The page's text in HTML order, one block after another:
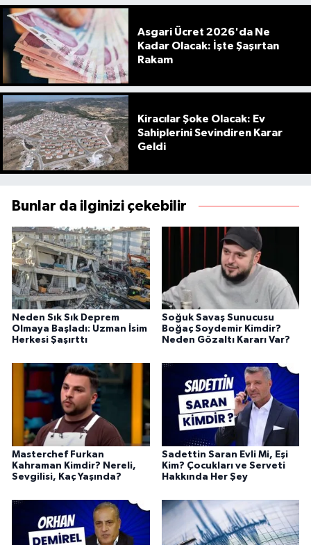
Asgari Ücret 2026'da Ne
Kadar Olacak: İşte Şaşırtan
Rakam
Kiracılar Şoke Olacak: Ev
Sahiplerini Sevindiren Karar
Geldi
Bunlar da ilginizi çekebilir
Neden Sık Sık Deprem
Olmaya Başladı: Uzman İsim
Herkesi Şaşırttı
Soğuk Savaş Sunucusu
Boğaç Soydemir Kimdir?
Neden Gözaltı Kararı Var?
Masterchef Furkan
Kahraman Kimdir? Nereli,
Sevgilisi, Kaç Yaşında?
Sadettin Saran Evli Mi, Eşi
Kim? Çocukları ve Serveti
Hakkında Her Şey